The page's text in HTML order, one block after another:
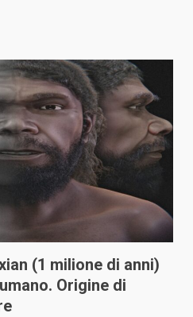
(1 milione di anni)
Origine di